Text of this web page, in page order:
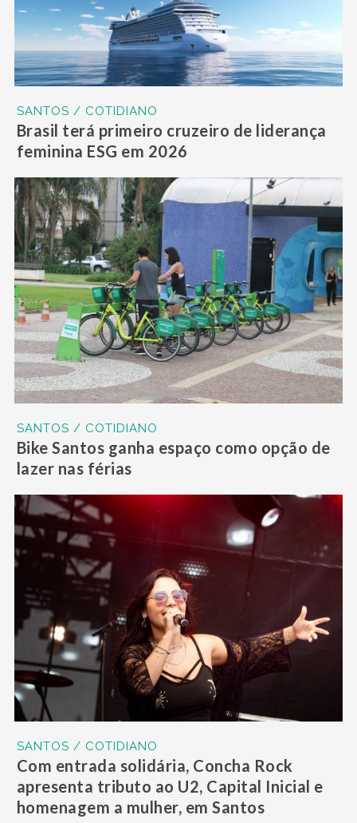
SANTOS / COTIDIANO
Brasil terá primeiro cruzeiro de liderança
feminina ESG em 2026
SANTOS / COTIDIANO
Bike Santos ganha espaço como opção de
lazer nas férias
SANTOS / COTIDIANO
Com entrada solidária, Concha Rock
apresenta tributo ao U2, Capital Inicial e
homenagem a mulher, em Santos